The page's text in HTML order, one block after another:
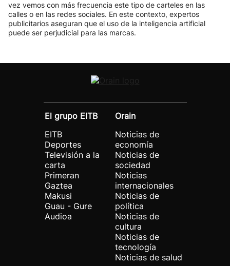
vez vemos con más frecuencia este tipo de carteles en las
calles o en las redes sociales. En este contexto, expertos
publicitarios aseguran que el uso de la inteligencia artificial
puede ser perjudicial para las marcas.
El grupo EITB
EITB
Deportes
Televisión a la
carta
Primeran
Gaztea
Makusi
Guau - Gure
Audioa
Orain
Noticias de
economía
Noticias de
sociedad
Noticias
internacionales
Noticias de
política
Noticias de
cultura
Noticias de
tecnología
Noticias de salud